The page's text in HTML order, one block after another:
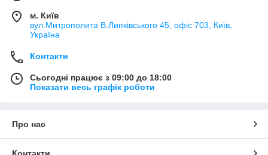
м. Київ
вул.Митрополита В.Липківського 45, офіс 703, Київ,
Україна
Контакти
Сьогодні працює з 09:00 до 18:00
Показати весь графік роботи
Про нас